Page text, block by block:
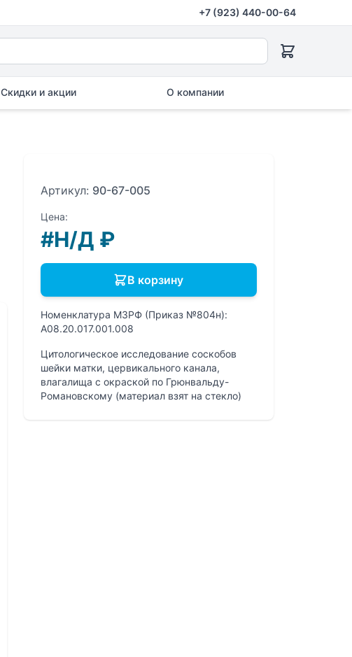
+7 (923) 440-00-64
Скидки и акции О компании
Артикул: 90-67-005
Цена:
#Н/Д ₽
В корзину
Номенклатура МЗРФ (Приказ №804н):
A08.20.017.001.008
Цитологическое исследование соскобов
шейки матки, цервикального канала,
влагалища с окраской по Грюнвальду-
Романовскому (материал взят на стекло)